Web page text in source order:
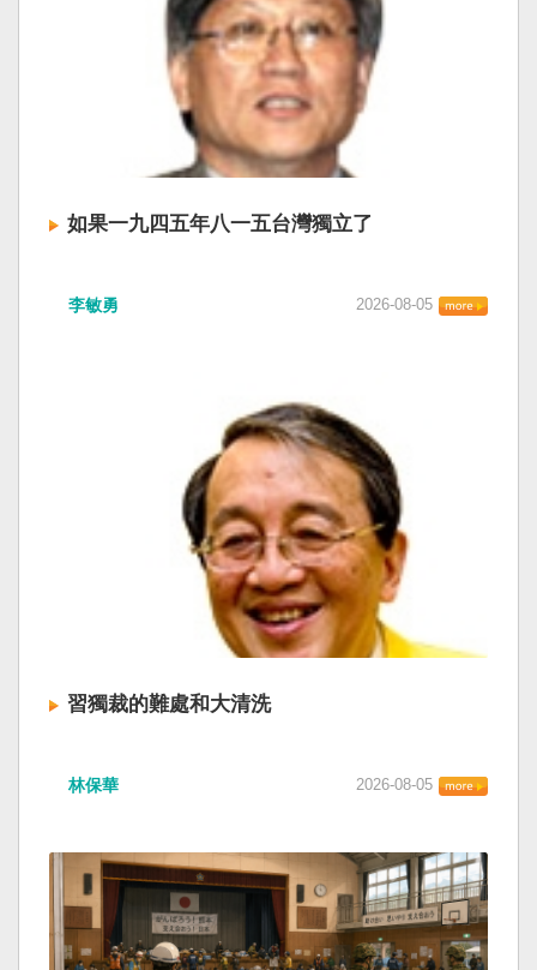
如果一九四五年八一五台灣獨立了
李敏勇 2026-08-05
習獨裁的難處和大清洗
林保華 2026-08-05